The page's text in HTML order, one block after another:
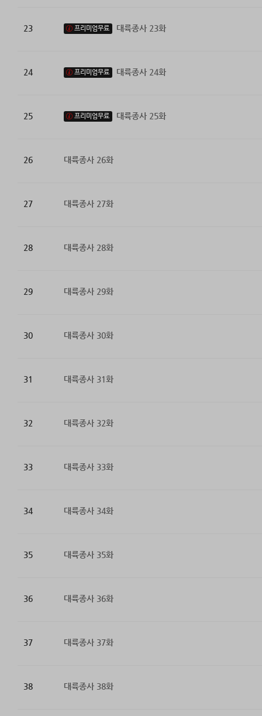
23 프리미엄무료 대륙종사 23화
24 프리미엄무료 대륙종사 24화
25 프리미엄무료 대륙종사 25화
26 대륙종사 26화
27 대륙종사 27화
28 대륙종사 28화
29 대륙종사 29화
30 대륙종사 30화
31 대륙종사 31화
32 대륙종사 32화
33 대륙종사 33화
34 대륙종사 34화
35 대륙종사 35화
36 대륙종사 36화
37 대륙종사 37화
38 대륙종사 38화